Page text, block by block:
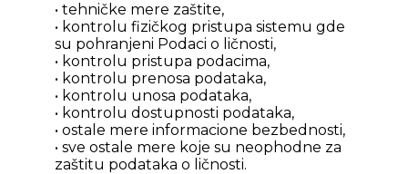
• tehničke mere zaštite,
• kontrolu fizičkog pristupa sistemu gde
su pohranjeni Podaci o ličnosti,
• kontrolu pristupa podacima,
• kontrolu prenosa podataka,
• kontrolu unosa podataka,
• kontrolu dostupnosti podataka,
• ostale mere informacione bezbednosti,
• sve ostale mere koje su neophodne za
zaštitu podataka o ličnosti.